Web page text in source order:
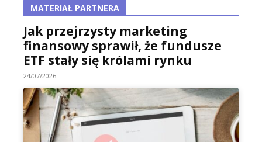
MATERIAŁ PARTNERA
Jak przejrzysty marketing
finansowy sprawił, że fundusze
ETF stały się królami rynku
24/07/2026